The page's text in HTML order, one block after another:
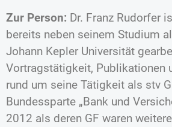
Zur Person: Dr. Franz Rudorfer
bereits neben seinem Studium
Johann Kepler Universität
Vortragstätigkeit, Publikationen
rund um seine Tätigkeit als stv
Bundessparte „Bank und
2012 als deren GF waren